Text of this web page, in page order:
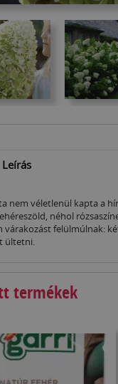
Leírás
nem véletlenül kapta a
néhol
várakozást felülmúlnak:
ültetni.
termékek